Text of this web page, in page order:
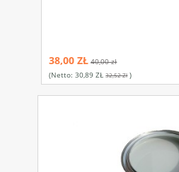
38,00 ZŁ 40,00 zł
(netto:30,89 ZŁ 32,52 Zł)